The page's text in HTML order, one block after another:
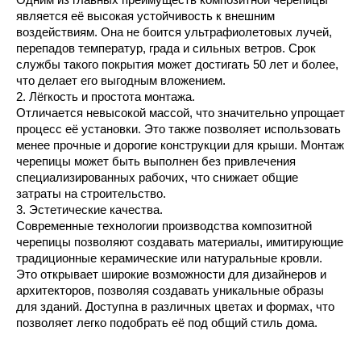
является её высокая устойчивость к внешним
воздействиям. Она не боится ультрафиолетовых лучей,
перепадов температур, града и сильных ветров. Срок
службы такого покрытия может достигать 50 лет и более,
что делает его выгодным вложением.
2. Лёгкость и простота монтажа.
Отличается невысокой массой, что значительно упрощает
процесс её установки. Это также позволяет использовать
менее прочные и дорогие конструкции для крыши. Монтаж
черепицы может быть выполнен без привлечения
специализированных рабочих, что снижает общие
затраты на строительство.
3. Эстетические качества.
Современные технологии производства композитной
черепицы позволяют создавать материалы, имитирующие
традиционные керамические или натуральные кровли.
Это открывает широкие возможности для дизайнеров и
архитекторов, позволяя создавать уникальные образы
для зданий. Доступна в различных цветах и формах, что
позволяет легко подобрать её под общий стиль дома.